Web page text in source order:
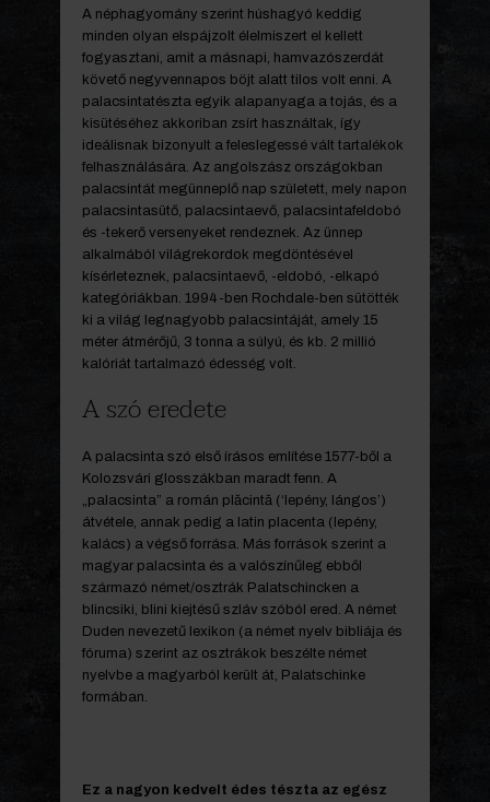
A néphagyomány szerint húshagyó keddig
minden olyan elspájzolt élelmiszert el kellett
fogyasztani, amit a másnapi, hamvazószerdát
követő negyvennapos böjt alatt tilos volt enni. A
palacsintatészta egyik alapanyaga a tojás, és a
kisütéséhez akkoriban zsírt használtak, így
ideálisnak bizonyult a feleslegessé vált tartalékok
felhasználására. Az angolszász országokban
palacsintát megünneplő nap született, mely napon
palacsintasütő, palacsintaevő, palacsintafeldobó
és -tekerő versenyeket rendeznek. Az ünnep
alkalmából világrekordok megdöntésével
kísérleteznek, palacsintaevő, -eldobó, -elkapó
kategóriákban. 1994-ben Rochdale-ben sütötték
ki a világ legnagyobb palacsintáját, amely 15
méter átmérőjű, 3 tonna a súlyú, és kb. 2 millió
kalóriát tartalmazó édesség volt.
A szó eredete
A palacsinta szó első írásos említése 1577-ből a
Kolozsvári glosszákban maradt fenn. A
„palacsinta” a román plăcintă (‘lepény, lángos’)
átvétele, annak pedig a latin placenta (lepény,
kalács) a végső forrása. Más források szerint a
magyar palacsinta és a valószínűleg ebből
származó német/osztrák Palatschincken a
blincsiki, blini kiejtésű szláv szóból ered. A német
Duden nevezetű lexikon (a német nyelv bibliája és
fóruma) szerint az osztrákok beszélte német
nyelvbe a magyarból került át, Palatschinke
formában.
Ez a nagyon kedvelt édes tészta az egész